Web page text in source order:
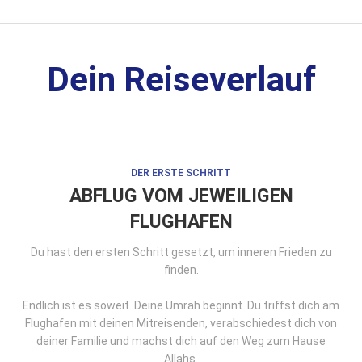
Dein Reiseverlauf
DER ERSTE SCHRITT
ABFLUG VOM JEWEILIGEN
FLUGHAFEN
Du hast den ersten Schritt gesetzt, um inneren Frieden zu
finden.
Endlich ist es soweit. Deine Umrah beginnt. Du triffst dich am
Flughafen mit deinen Mitreisenden, verabschiedest dich von
deiner Familie und machst dich auf den Weg zum Hause
Allahs.